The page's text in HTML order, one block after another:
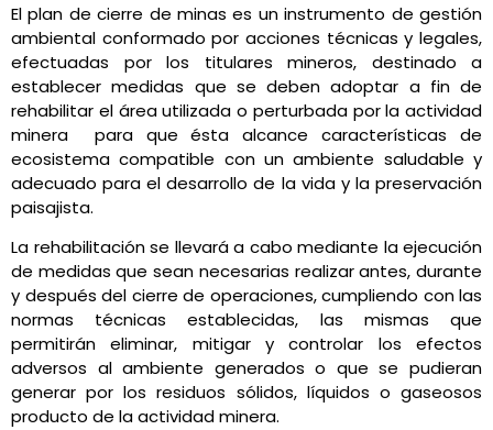
El plan de cierre de minas es un instrumento de gestión
ambiental conformado por acciones técnicas y legales,
efectuadas por los titulares mineros, destinado a
establecer medidas que se deben adoptar a fin de
rehabilitar el área utilizada o perturbada por la actividad
minera para que ésta alcance características de
ecosistema compatible con un ambiente saludable y
adecuado para el desarrollo de la vida y la preservación
paisajista.
La rehabilitación se llevará a cabo mediante la ejecución
de medidas que sean necesarias realizar antes, durante
y después del cierre de operaciones, cumpliendo con las
normas técnicas establecidas, las mismas que
permitirán eliminar, mitigar y controlar los efectos
adversos al ambiente generados o que se pudieran
generar por los residuos sólidos, líquidos o gaseosos
producto de la actividad minera.